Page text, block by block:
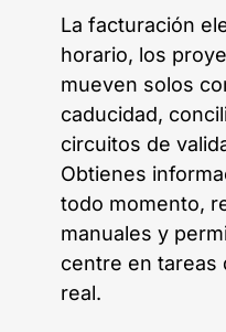
La facturación
horario, los
mueven solos
caducidad,
circuitos de
Obtienes
todo momento,
manuales y
centre en tareas
real.